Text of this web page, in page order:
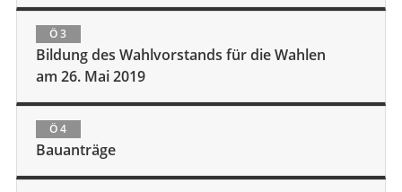
Ö 3
Bildung des Wahlvorstands für die Wahlen
am 26. Mai 2019
Ö 4
Bauanträge